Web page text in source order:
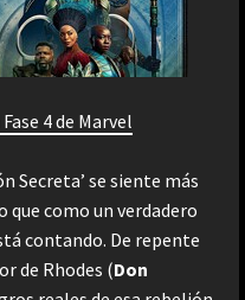
4 de Marvel
Secreta’ se siente más
que como un verdadero
contando. De repente
de Rhodes (Don